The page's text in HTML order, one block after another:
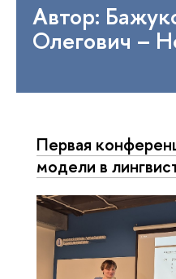
Автор:
Олегович –
Первая
модели в